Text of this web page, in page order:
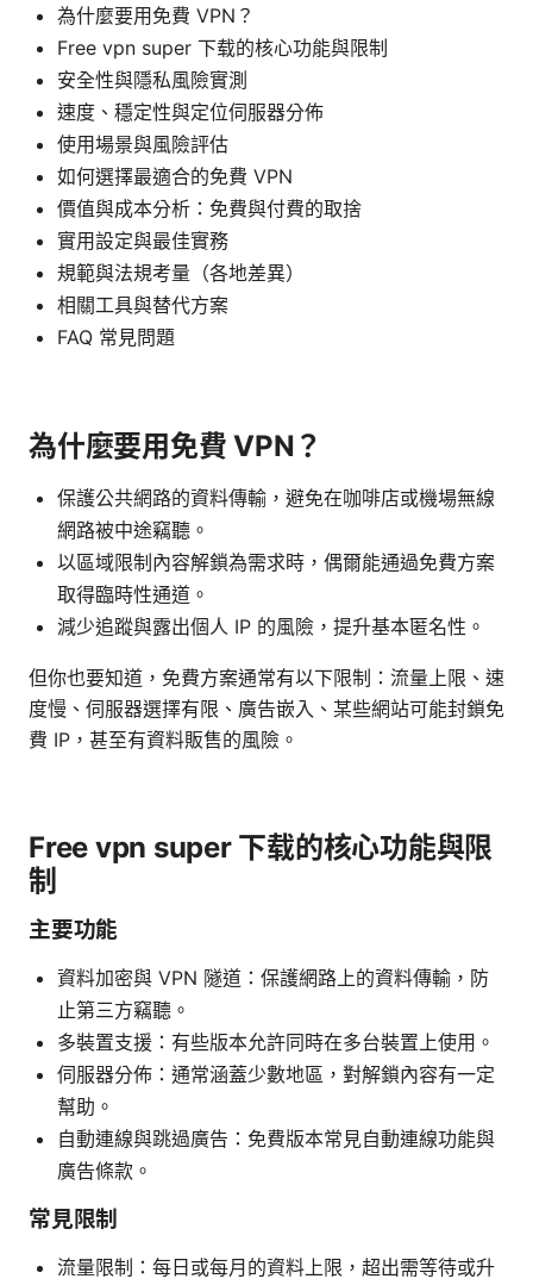
為什麼要用免費 VPN？
Free vpn super 下载的核心功能與限制
安全性與隱私風險實測
速度、穩定性與定位伺服器分佈
使用場景與風險評估
如何選擇最適合的免費 VPN
價值與成本分析：免費與付費的取捨
實用設定與最佳實務
規範與法規考量（各地差異）
相關工具與替代方案
FAQ 常見問題
為什麼要用免費 VPN？
保護公共網路的資料傳輸，避免在咖啡店或機場無線
網路被中途竊聽。
以區域限制內容解鎖為需求時，偶爾能通過免費方案
取得臨時性通道。
減少追蹤與露出個人 IP 的風險，提升基本匿名性。
但你也要知道，免費方案通常有以下限制：流量上限、速
度慢、伺服器選擇有限、廣告嵌入、某些網站可能封鎖免
費 IP，甚至有資料販售的風險。
Free vpn super 下载的核心功能與限
制
主要功能
資料加密與 VPN 隧道：保護網路上的資料傳輸，防
止第三方竊聽。
多裝置支援：有些版本允許同時在多台裝置上使用。
伺服器分佈：通常涵蓋少數地區，對解鎖內容有一定
幫助。
自動連線與跳過廣告：免費版本常見自動連線功能與
廣告條款。
常見限制
流量限制：每日或每月的資料上限，超出需等待或升